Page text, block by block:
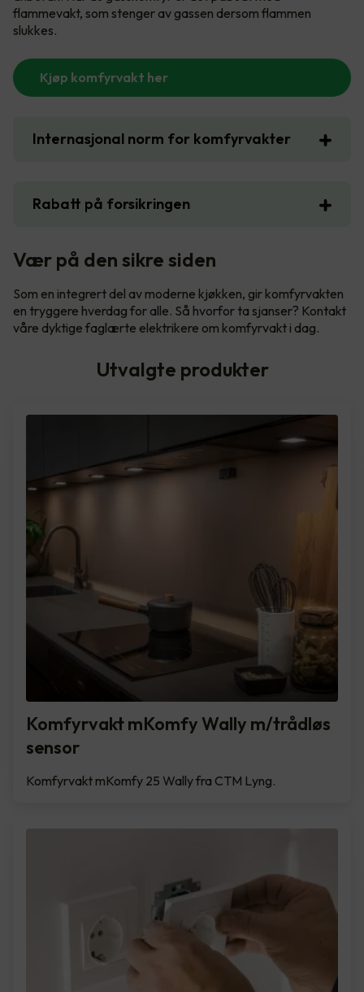
flammevakt, som stenger av gassen dersom flammen
slukkes.
Kjøp komfyrvakt her
Internasjonal norm for komfyrvakter
Rabatt på forsikringen
Vær på den sikre siden
Som en integrert del av moderne kjøkken, gir komfyrvakten
en tryggere hverdag for alle. Så hvorfor ta sjanser? Kontakt
våre dyktige faglærte elektrikere om komfyrvakt i dag.
Utvalgte produkter
Komfyrvakt mKomfy Wally m/trådløs
sensor
Komfyrvakt mKomfy 25 Wally fra CTM Lyng.